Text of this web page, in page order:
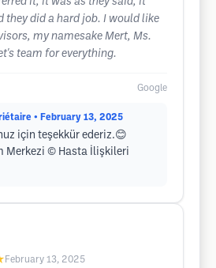
they did a hard job. I would like
my namesake Mert, Ms.
team for everything.
Google
• February 13, 2025
için teşekkür ederiz.😊
Merkezi ©️ Hasta İlişkileri
February 13, 2025